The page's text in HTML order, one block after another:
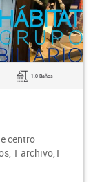
1.0 Baños
centro
1 archivo,1